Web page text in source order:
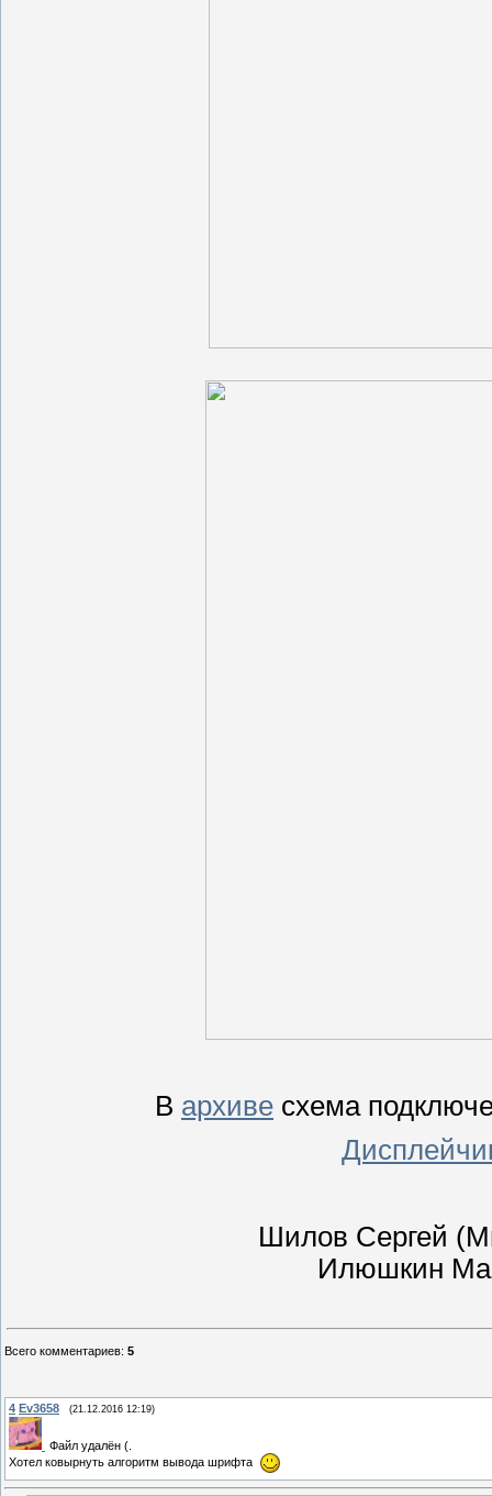
В архиве схема
Шилов Сергей
Илюшкин
Всего комментариев: 5
4 Ev3658 (21.12.2016 12:19)
Файл удалён (.
Хотел ковырнуть алгоритм вывода шрифта